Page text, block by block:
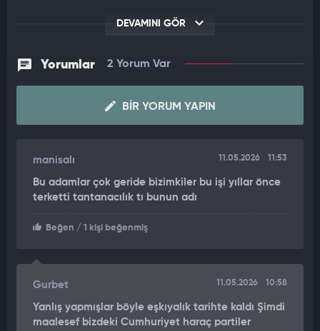
tarihinde gerçekleşen oalyda caddede yürüyen bir adamın
bacağını tuttu. Diz kapağına yapılan müdahale ve gıdıklama
hissiyle neye uğradığını şaşıran ve hareket kabiliyetini anlık
tarafından etrafı sarılarak yere düşürüldü.
zorlandığı anlarda kalabalık grubun adamın ceplerini
karıştırdığı ve değerli eşyalarını çaldığı anlar saniye saniye
kaydedildi.
DEVAMINI GÖR
Yorumlar 2 Yorum Var
BIR YORUM YAPIN
manisalı 11.05.2026 11:53
Bu adamlar çok geride bizimkiler bu işi yıllar önce
terketti tantanacılık tı bunun adı
Beğen / 1 kişi beğenmiş
Gurbet 11.05.2026 10:58
Yanlış yapmışlar böyle eşkıyalık tarihte kaldı Şimdi
maalesef bizdeki Cumhuriyet haraç partiler